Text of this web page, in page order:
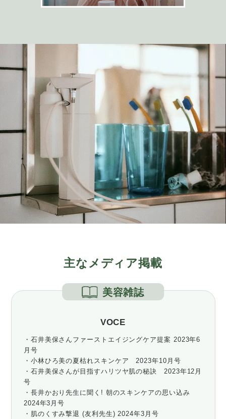
主なメディア掲載
美容雑誌
VOCE
・石井美保さんファーストエイジングケア提案 2023年6
月号
・小林ひろ美の夏枯れスキンケア 2023年10月号
・石井美保さんが目指すハリツヤ肌の秘訣 2023年12月
号
・長井かおり先生に聞く! 朝のスキンケアの思い込み
2024年3月号
・肌のくすみ撃退 (友利先生) 2024年3月号